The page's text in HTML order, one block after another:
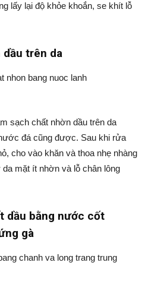
lấy lại độ khỏe khoắn, se khít lỗ
trên da
sạch chất nhờn dầu trên da
đá cũng được. Sau khi rửa
cho vào khăn và thoa nhẹ nhàng
mặt ít nhờn và lỗ chân lông
dầu bằng nước cốt
gà